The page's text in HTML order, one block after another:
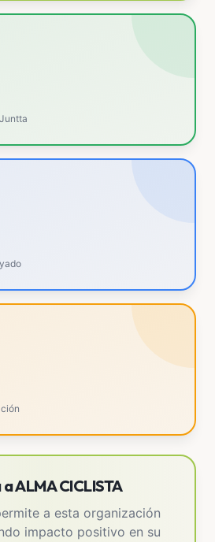
ALMA CICLISTA
a esta organización
impacto positivo en su